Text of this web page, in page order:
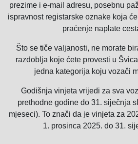
prezime i e-mail adresu, posebnu
ispravnost registarske oznake koja
praćenje naplate
Što se tiče valjanosti, ne morate
razdoblja koje ćete provesti u
jedna kategorija koju vozači
Godišnja vinjeta vrijedi za sva
prethodne godine do 31. siječnja
mjeseci). To znači da je vinjeta za
1. prosinca 2025. do 31.